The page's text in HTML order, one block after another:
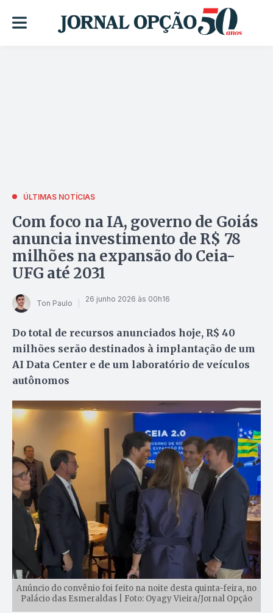
ÚLTIMAS NOTÍCIAS
Com foco na IA, governo de Goiás
anuncia investimento de R$ 78
milhões na expansão do Ceia-
UFG até 2031
Ton Paulo 26 junho 2026 às 00h16
Do total de recursos anunciados hoje, R$ 40
milhões serão destinados à implantação de um
AI Data Center e de um laboratório de veículos
autônomos
Anúncio do convênio foi feito na noite desta quinta-feira, no
Palácio das Esmeraldas | Foto: Oyagy Vieira/Jornal Opção